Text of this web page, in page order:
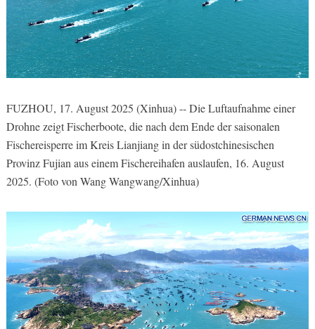
FUZHOU, 17. August 2025 (Xinhua) -- Die Luftaufnahme einer
Drohne zeigt Fischerboote, die nach dem Ende der saisonalen
Fischereisperre im Kreis Lianjiang in der südostchinesischen
Provinz Fujian aus einem Fischereihafen auslaufen, 16. August
2025. (Foto von Wang Wangwang/Xinhua)